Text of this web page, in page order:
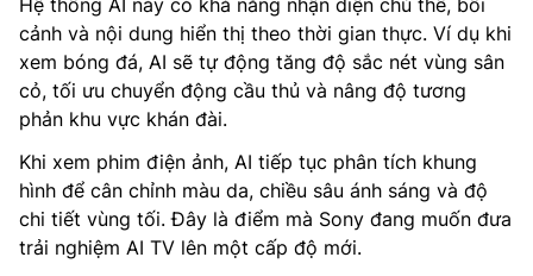
cảnh và nội dung hiển thị theo thời gian thực. Ví dụ khi
xem bóng đá, AI sẽ tự động tăng độ sắc nét vùng sân
cỏ, tối ưu chuyển động cầu thủ và nâng độ tương
phản khu vực khán đài.
Khi xem phim điện ảnh, AI tiếp tục phân tích khung
hình để cân chỉnh màu da, chiều sâu ánh sáng và độ
chi tiết vùng tối. Đây là điểm mà Sony đang muốn đưa
trải nghiệm AI TV lên một cấp độ mới.